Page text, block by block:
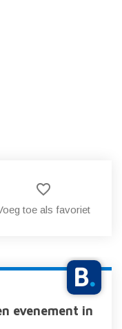
favorite_border
toe als favoriet
evenement in